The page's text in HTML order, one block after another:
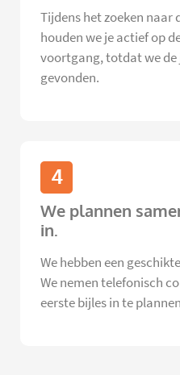
Tijdens het zoeken naar
houden we je actief op
voortgang, totdat we de
gevonden.
4
We plannen
in.
We hebben een
We nemen telefonisch
eerste bijles in te